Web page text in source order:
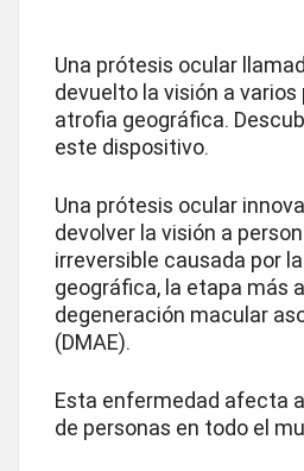
Una prótesis ocular
devuelto la visión a
atrofia geográfica.
este dispositivo.
Una prótesis ocular
devolver la visión a
irreversible causada por
geográfica, la etapa más
degeneración macular
(DMAE).
Esta enfermedad afecta
de personas en todo el